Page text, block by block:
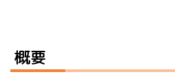
概要